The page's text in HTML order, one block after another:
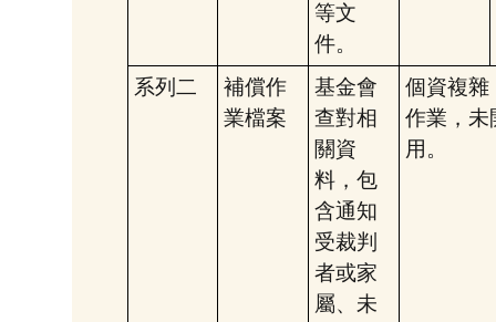
等文
件。
系列二
補償作
業檔案
基金會
查對相
關資
料，包
含通知
受裁判
者或家
屬、未
個資複雜
作業，未
用。